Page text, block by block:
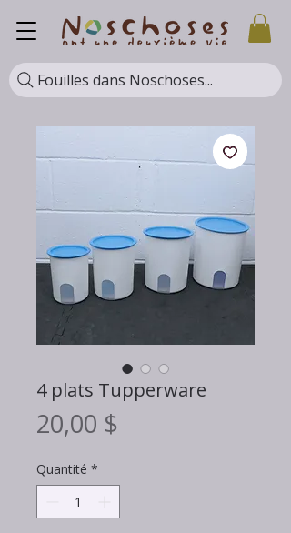
Fouilles dans Noschoses...
4 plats Tupperware
20,00 $
Quantité *